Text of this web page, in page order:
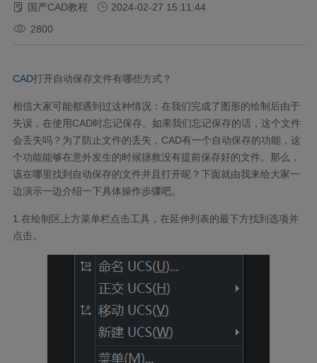
国产CAD教程
2024-02-27 15:11:44
2800
CAD打开自动保存文件有哪些方式？
相信大家可能都遇到过这种情况：在我们完成了图形的绘制后由于
失误，在使用CAD时忘记保存。如果我们忘记保存的话，这个文件
会丢失吗？为了防止文件的丢失，CAD有一个自动保存的功能，这
个功能能够在意外发生的时候拯救没有提前保存好的文件。那么，
该在哪里找到自动保存的文件并且打开呢？下面就由我来给大家一
边演示一边介绍一下具体操作步骤吧。
1.在绘制区上方菜单栏点击工具，在延伸列表的最下方找到选项并
点击。